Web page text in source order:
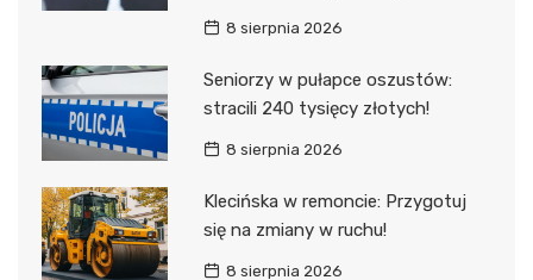
8 sierpnia 2026
Seniorzy w pułapce oszustów:
stracili 240 tysięcy złotych!
8 sierpnia 2026
Klecińska w remoncie: Przygotuj
się na zmiany w ruchu!
8 sierpnia 2026